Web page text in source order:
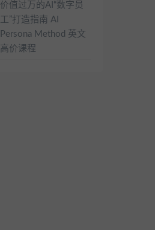
价值过万的AI“数字员
工”打造指南 AI
Persona Method 英文
高价课程